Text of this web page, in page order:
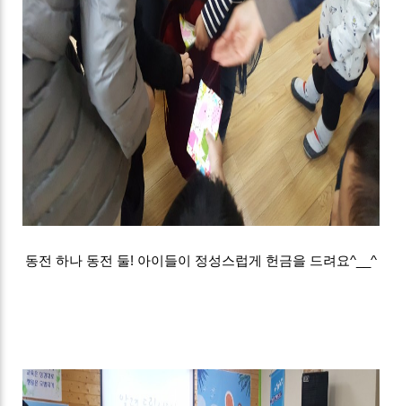
동전 하나 동전 둘! 아이들이 정성스럽게 헌금을 드려요^__^